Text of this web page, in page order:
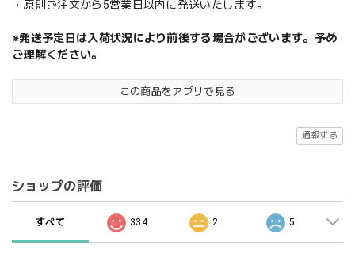
・原則ご注文から5営業日以内に発送いたします。
※発送予定日は入荷状況により前後する場合がございます。予め
ご理解ください。
この商品をアプリで見る
通報する
ショップの評価
すべて 334 2 5